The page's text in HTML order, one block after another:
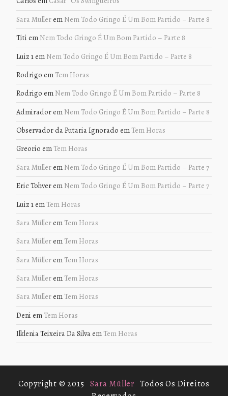
Sara Müllerem Nem Todo Gringo É Um Bom Partido – Parte 8
Titi em Nem Todo Gringo É Um Bom Partido – Parte 8
Luiz 1em Nem Todo Gringo É Um Bom Partido – Parte 8
Rodrigo em Tem Horas
Rodrigo em Nem Todo Gringo É Um Bom Partido – Parte 8
Admiradorem Nem Todo Gringo É Um Bom Partido – Parte 8
Observador da Putaria Ignorado em Tem Horas
Greorio em Tem Horas
Sara Müllerem Nem Todo Gringo É Um Bom Partido – Parte 7
Eric Tohverem Nem Todo Gringo É Um Bom Partido – Parte 7
Luiz 1em Tem Horas
Sara Müllerem Tem Horas
Sara Müllerem Tem Horas
Sara Müllerem Tem Horas
Sara Müllerem Tem Horas
Sara Müllerem Tem Horas
Deni em Tem Horas
Ilklenia Teixeira Da Silvaem Tem Horas
Copyright © 2015 Sara Müller Todos Os Direitos